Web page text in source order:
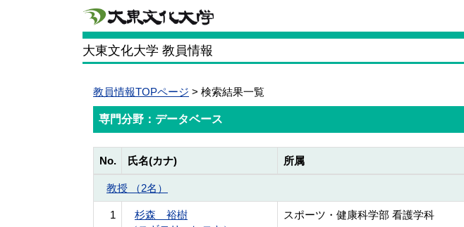
大東文化大学 教員情報
教員情報TOPページ > 検索結果一覧
専門分野：データベース
No. 氏名(カナ) 所属
教授 （2名）
1
杉森 裕樹
スポーツ・健康科学部 看護学科